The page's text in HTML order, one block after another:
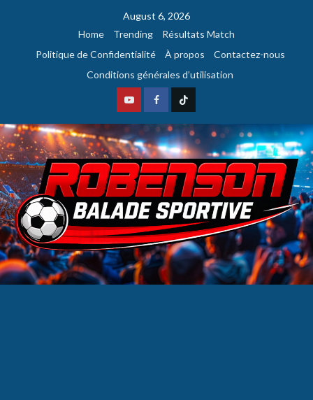
August 6, 2026
Home
Trending
Résultats Match
Politique de Confidentialité
À propos
Contactez-nous
Conditions générales d’utilisation